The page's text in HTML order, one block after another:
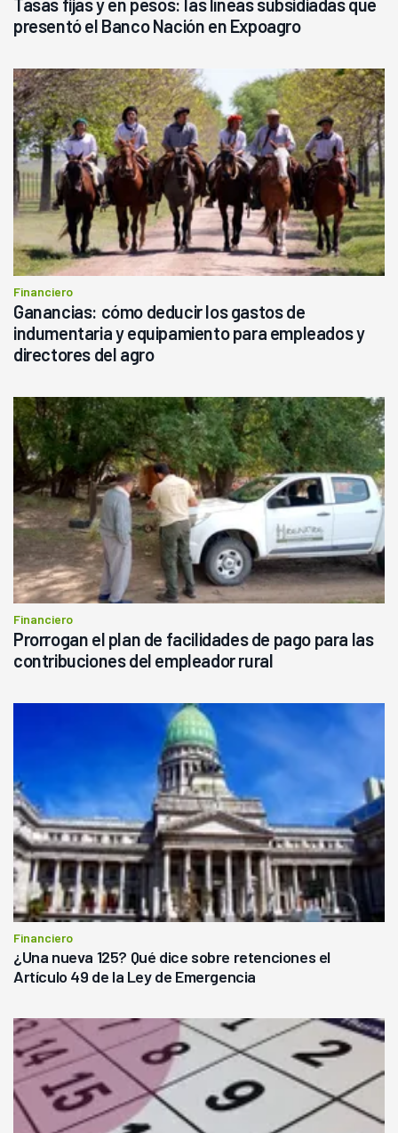
Tasas fijas y en pesos: las líneas subsidiadas que
presentó el Banco Nación en Expoagro
Financiero
Ganancias: cómo deducir los gastos de
indumentaria y equipamiento para empleados y
directores del agro
Financiero
Prorrogan el plan de facilidades de pago para las
contribuciones del empleador rural
Financiero
¿Una nueva 125? Qué dice sobre retenciones el
Artículo 49 de la Ley de Emergencia